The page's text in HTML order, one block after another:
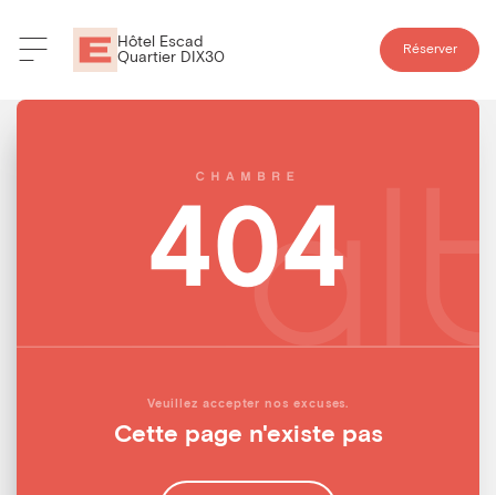
Hôtel Escad
Quartier DIX30
Réserver
Veuillez accepter nos excuses.
Cette page n'existe pas